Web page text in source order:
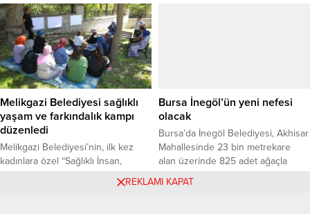
sergilemeye değer görülen eserler,
düzenlenen sergiyle
sanatseverlerin ilgisine sunuldu.
MALATYA (İGFA) – Malatya
Büyükşehir Belediyesi Sanat
Merkezi Fuaye Alanında
düzenlenen törenle “Sarı Bir Umut
Resmet” adlı resim yarışmasında
dereceye girenlere...
Fen İşleri Dairesi Başkanlığı
ekipleri, altyapı çalışmaları
nedeniyle...
Melikgazi Belediyesi sağlıklı
yaşam ve farkındalık kampı
düzenledi
Melikgazi Belediyesi’nin, ilk kez
kadınlara özel “Sağlıklı İnsan,
düzenlediği “Sağlıklı Yaşam ve
Bursa İnegöl’ün yeni nefesi
olacak
Bursa’da İnegöl Belediyesi, Akhisar
Mahallesinde 23 bin metrekare
alan üzerinde 825 adet ağaçla
çalışmalara başladı. Belediye
16 Eylül 2025 16:29
REKLAMI KAPAT